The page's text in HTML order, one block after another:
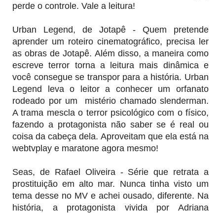
perde o controle. Vale a leitura!
Urban Legend, de Jotapê - Quem pretende
aprender um roteiro cinematográfico, precisa ler
as obras de Jotapê. Além disso, a maneira como
escreve terror torna a leitura mais dinâmica e
você consegue se transpor para a história. Urban
Legend leva o leitor a conhecer um orfanato
rodeado por um mistério chamado slenderman.
A trama mescla o terror psicológico com o físico,
fazendo a protagonista não saber se é real ou
coisa da cabeça dela. Aproveitam que ela está na
webtvplay e maratone agora mesmo!
Seas, de Rafael Oliveira - Série que retrata a
prostituição em alto mar. Nunca tinha visto um
tema desse no MV e achei ousado, diferente. Na
história, a protagonista vivida por Adriana